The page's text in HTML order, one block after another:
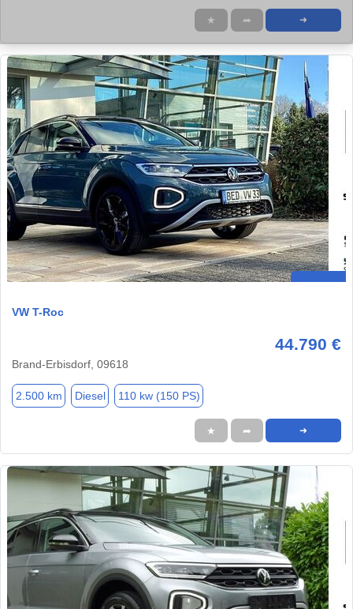
★ ➦ ➜
VW T-Roc
44.790 €
Brand-Erbisdorf, 09618
2.500 km Diesel 110 kw (150 PS)
★ ➦ ➜